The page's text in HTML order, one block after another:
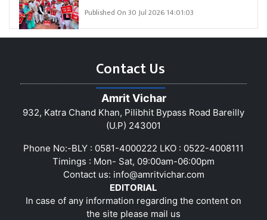
Published On 30 Jul 2026 14:01:03
Contact Us
Amrit Vichar
932, Katra Chand Khan, Pilibhit Bypass Road Bareilly
(U.P) 243001
Phone No:-BLY : 0581-4000222 LKO : 0522-4008111
Timings : Mon- Sat, 09:00am-06:00pm
Contact us: info@amritvichar.com
EDITORIAL
In case of any information regarding the content on
the site please mail us